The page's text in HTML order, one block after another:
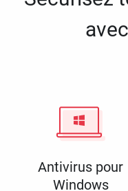
Antivirus pour
Windows